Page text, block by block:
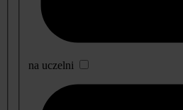
na uczelni